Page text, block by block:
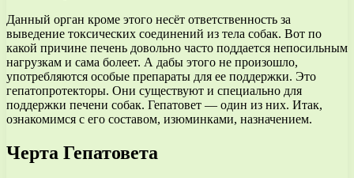
Данный орган кроме этого несёт ответственность за
выведение токсических соединений из тела собак. Вот по
какой причине печень довольно часто поддается непосильным
нагрузкам и сама болеет. А дабы этого не произошло,
употребляются особые препараты для ее поддержки. Это
гепатопротекторы. Они существуют и специально для
поддержки печени собак. Гепатовет — один из них. Итак,
ознакомимся с его составом, изюминками, назначением.
Черта Гепатовета